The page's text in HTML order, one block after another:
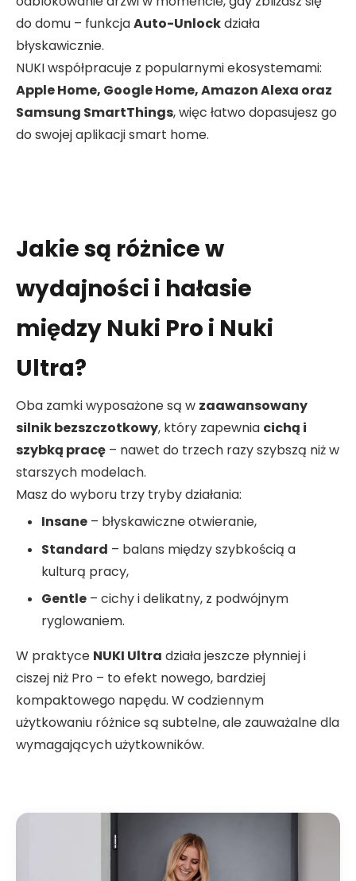
do domu – funkcjaAuto-Unlockdziała
błyskawicznie.
NUKI współpracuje z popularnymi ekosystemami:
Apple Home, Google Home, Amazon Alexa oraz
Samsung SmartThings, więc łatwo dopasujesz go
do swojej aplikacji smart home.
Jakie są różnice w
wydajności i hałasie
między Nuki Pro i Nuki
Ultra?
Oba zamki wyposażone są w zaawansowany
silnik bezszczotkowy, który zapewnia cichą i
szybką pracę – nawet do trzech razy szybszą niż w
starszych modelach.
Masz do wyboru trzy tryby działania:
Insane – błyskawiczne otwieranie,
Standard – balans między szybkością a
kulturą pracy,
Gentle – cichy i delikatny, z podwójnym
ryglowaniem.
W praktyce NUKI Ultra działa jeszcze płynniej i
ciszej niż Pro – to efekt nowego, bardziej
kompaktowego napędu. W codziennym
użytkowaniu różnice są subtelne, ale zauważalne dla
wymagających użytkowników.